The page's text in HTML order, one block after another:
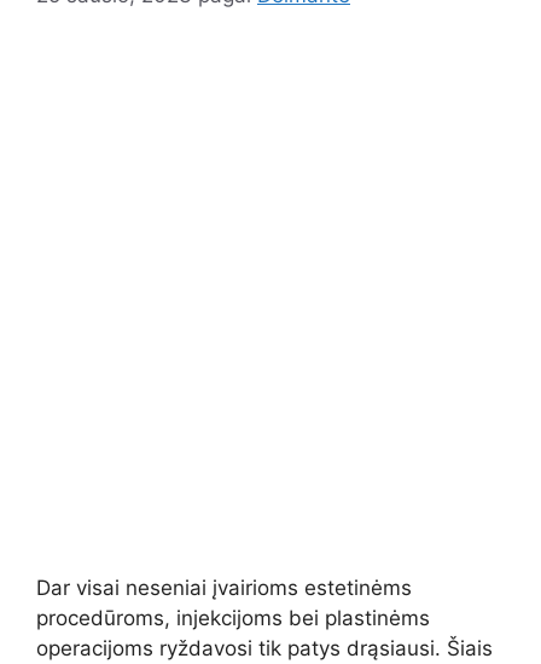
Dar visai neseniai įvairioms estetinėms
procedūroms, injekcijoms bei plastinėms
operacijoms ryždavosi tik patys drąsiausi. Šiais